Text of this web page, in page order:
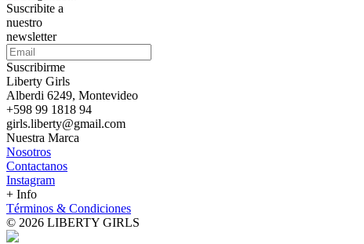
Suscribite a
nuestro
newsletter
Suscribirme
Liberty Girls
Alberdi 6249, Montevideo
+598 99 1818 94
girls.liberty@gmail.com
Nuestra Marca
Nosotros
Contactanos
Instagram
+ Info
Términos & Condiciones
© 2026 LIBERTY GIRLS